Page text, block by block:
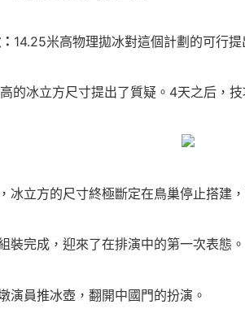
14.25米高物理拋冰對這個計劃的可行提
冰立方尺寸提出了質疑。4天之后，技
立方的尺寸終極斷定在鳥巢停止搭建
完成，迎來了在排演中的第一次表態。
員推冰壺，翻開中國門的扮演。